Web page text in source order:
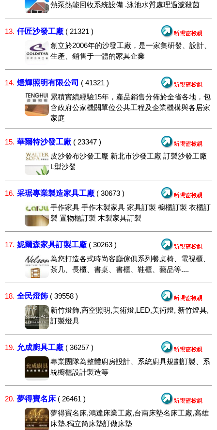
熱泵熱能回收系統設備 .泳池水質處理過濾殺菌
13. 仟匠沙發工廠 ( 21321 )
創立於2006年的沙發工廠，是一家集研發、設計、
生產、銷售于一體的家具企業
14. 燈輝照明有限公司 ( 41321 )
累積實績經驗15年，產品銷售分佈於全省各地，包
含政府公家機關單位公共工程及企業機構與各居家
家庭
15. 華爾特沙發工廠 ( 23347 )
皮沙發布沙發工廠 新北市沙發工廠 訂製沙發工廠
L型沙發
16. 采琚專業製造家具工廠 ( 30673 )
手作家具 手作木製家具 家具訂製 櫥櫃訂製 衣櫃訂
製 置物櫃訂製 木製家具訂製
17. 妮爾森家具訂製工廠 ( 30263 )
為您打造各式時尚客廳傢俱系列餐桌椅、電視櫃、
茶几、長櫃、書桌、書櫃、鞋櫃、藝品等....
18. 全民燈飾 ( 39558 )
新竹燈飾,商空照明,美術燈,LED,美術燈, 新竹燈具,
訂製燈具
19. 允成廚具工廠 ( 36257 )
專業團隊為整體廚房設計、系統廚具規劃訂製、系
統櫥櫃設計製造等
20. 夢得寶名床( 26461 )
夢得寶名床,鴻達床業工廠,台南床墊名床工廠,高雄
床墊,獨立筒床墊訂做床墊